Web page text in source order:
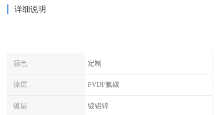
详细说明
颜色 定制
涂层 PVDF氟碳
镀层 镀铝锌